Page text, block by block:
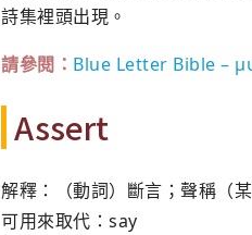
詩集裡頭出現。
請參閱： Blue Letter Bible –
Assert
解釋：（動詞）斷言；聲稱（某
可用來取代：say